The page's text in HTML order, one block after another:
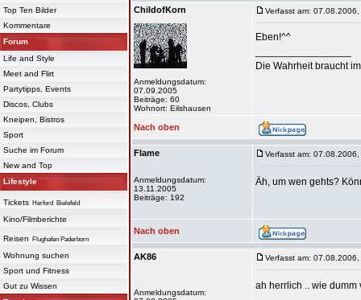
Top Ten Bilder
Kommentare
Forum
Life and Style
Meet and Flirt
Partytipps, Events
Discos, Clubs
Kneipen, Bistros
Sport
Suche im Forum
New and Top
Lifestyle
Tickets Herford Bielefeld
Kino/Filmberichte
Reisen Flughafen Paderborn
Wohnung suchen
Sport und Fitness
Gut zu Wissen
ChildofKorn
Anmeldungsdatum:
07.09.2005
Beiträge: 60
Wohnort: Eilshausen
Verfasst am:
Eben!^^
Die Wahrheit braucht
Nach oben
Flame
Anmeldungsdatum:
13.11.2005
Beiträge: 192
Verfasst am:
Äh, um wen gehts?
Nach oben
AK86
Anmeldungsdatum:
Verfasst am:
ah herrlich .. wie dumm